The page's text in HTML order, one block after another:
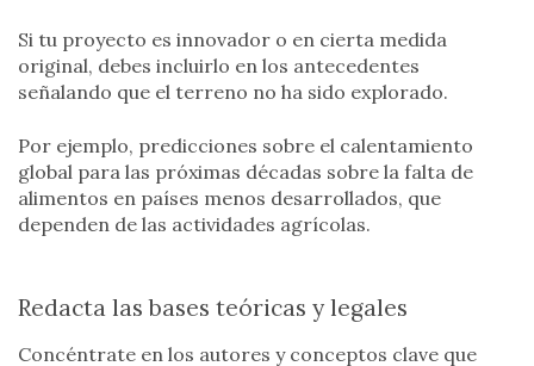
Si tu proyecto es innovador o en cierta medida
original, debes incluirlo en los antecedentes
señalando que el terreno no ha sido explorado.
Por ejemplo, predicciones sobre el calentamiento
global para las próximas décadas sobre la falta de
alimentos en países menos desarrollados, que
dependen de las actividades agrícolas.
Redacta las bases teóricas y legales
Concéntrate en los autores y conceptos clave que